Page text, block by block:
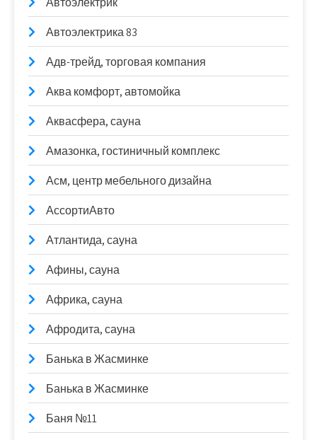
Автоэлектрика 83
Адв-трейд, торговая компания
Аква комфорт, автомойка
Аквасфера, сауна
Амазонка, гостиничный комплекс
Асм, центр мебельного дизайна
АссортиАвто
Атлантида, сауна
Афины, сауна
Африка, сауна
Афродита, сауна
Банька в Жасминке
Банька в Жасминке
Баня №11